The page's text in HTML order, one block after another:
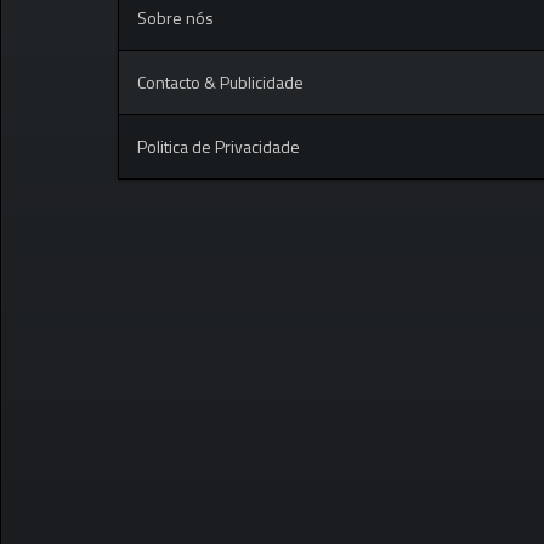
Sobre nós
Contacto & Publicidade
Politica de Privacidade